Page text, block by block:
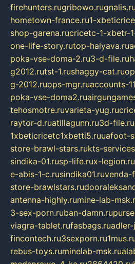
firehunters.rugribowo.rugnalis.ru
hometown-france.ru1-
shop-garena.rucricetc-1-xbetr-
one-life-story.rutop-halyava.ru
poka-vse-doma-2.ru3-d-file.ru
g2012.rutst-1.rushaggy-cat.ru
g-2012.ruops-mgr.ruaccounts-
poka-vse-doma2.ru
tehosmotre.ruvarieta-yug.ru
raytor-d.ruatillagunn.ru3d-file.ru
1xbeticricetc1xbetti5.ruuafoot-
store-brawl-stars.rukts-
sindika-01.rusp-life.rux-legion.ru
e-abis-1-c.rusindika01.ruvenda-
store-brawlstars.ru
antenna-highly.rumine-lab-
3-sex-porn.ruban-damn.ru
viagra-tablet.rufasbags.ruadler-
fincontech.ru3sexporn.ru
rebus-toys.ruminelab-msk.ru